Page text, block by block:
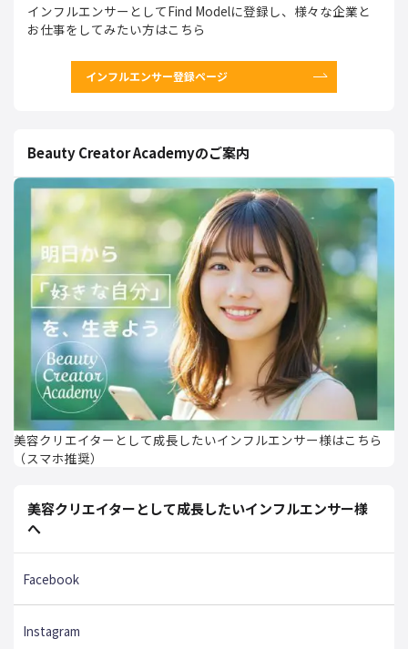
インフルエンサーとしてFind Modelに登録し、様々な企業と
お仕事をしてみたい方はこちら
インフルエンサー登録ページ
Beauty Creator Academyのご案内
美容クリエイターとして成長したいインフルエンサー様はこちら
（スマホ推奨）
美容クリエイターとして成長したいインフルエンサー様
へ
Facebook
Instagram